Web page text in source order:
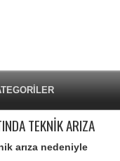
TEKNİK ARIZA
arıza nedeniyle